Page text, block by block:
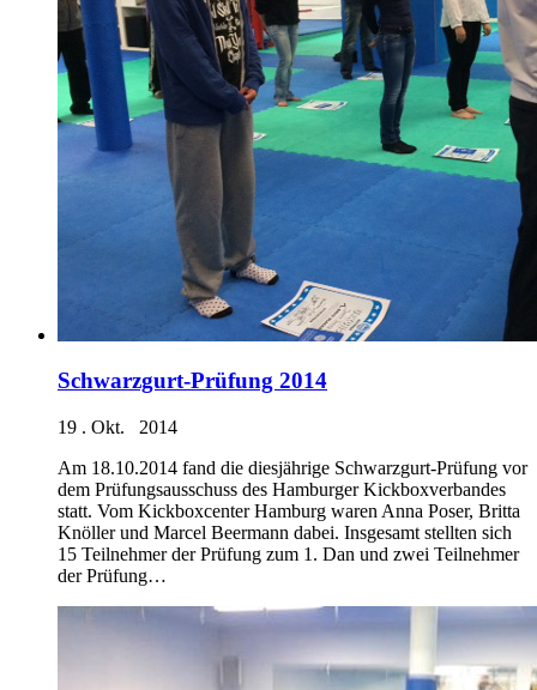
Schwarzgurt-Prüfung 2014
19 . Okt. 2014
Am 18.10.2014 fand die diesjährige Schwarzgurt-Prüfung vor
dem Prüfungsausschuss des Hamburger Kickboxverbandes
statt. Vom Kickboxcenter Hamburg waren Anna Poser, Britta
Knöller und Marcel Beermann dabei. Insgesamt stellten sich
15 Teilnehmer der Prüfung zum 1. Dan und zwei Teilnehmer
der Prüfung…